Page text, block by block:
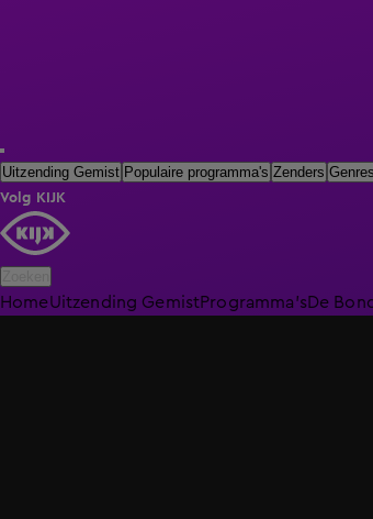
Uitzending Gemist Populaire programma's Zenders Genres
Volg KIJK
HomeUitzending GemistProgramma'sDe